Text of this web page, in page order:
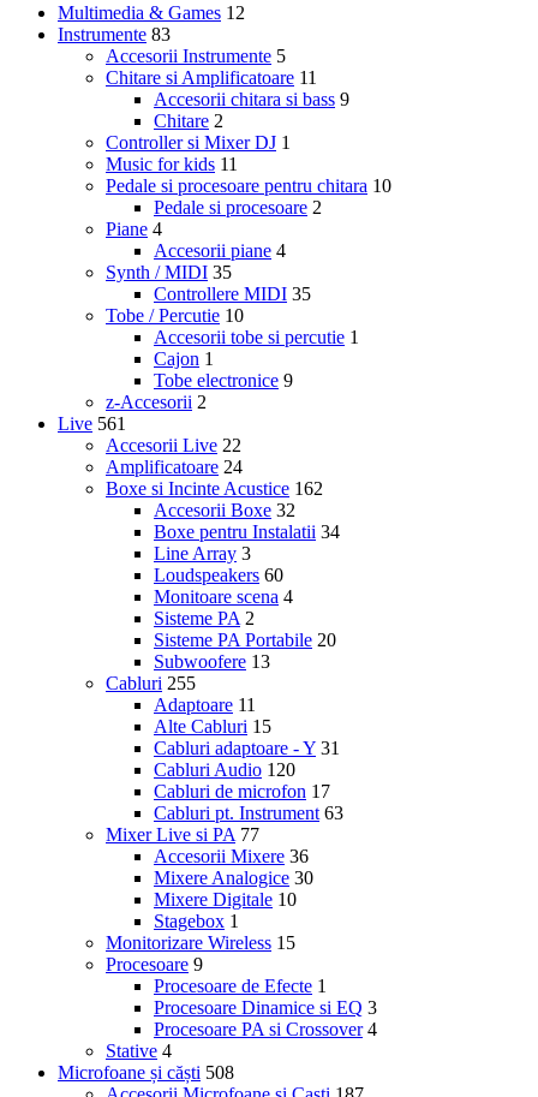
Multimedia & Games 12
Instrumente 83
Accesorii Instrumente 5
Chitare si Amplificatoare 11
Accesorii chitara si bass 9
Chitare 2
Controller si Mixer DJ 1
Music for kids 11
Pedale si procesoare pentru chitara 10
Pedale si procesoare 2
Piane 4
Accesorii piane 4
Synth / MIDI 35
Controllere MIDI 35
Tobe / Percutie 10
Accesorii tobe si percutie 1
Cajon 1
Tobe electronice 9
z-Accesorii 2
Live 561
Accesorii Live 22
Amplificatoare 24
Boxe si Incinte Acustice 162
Accesorii Boxe 32
Boxe pentru Instalatii 34
Line Array 3
Loudspeakers 60
Monitoare scena 4
Sisteme PA 2
Sisteme PA Portabile 20
Subwoofere 13
Cabluri 255
Adaptoare 11
Alte Cabluri 15
Cabluri adaptoare - Y 31
Cabluri Audio 120
Cabluri de microfon 17
Cabluri pt. Instrument 63
Mixer Live si PA 77
Accesorii Mixere 36
Mixere Analogice 30
Mixere Digitale 10
Stagebox 1
Monitorizare Wireless 15
Procesoare 9
Procesoare de Efecte 1
Procesoare Dinamice si EQ 3
Procesoare PA si Crossover 4
Stative 4
Microfoane și căști 508